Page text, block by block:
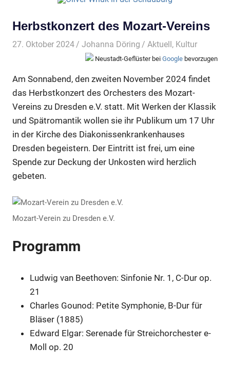
Herbstkonzert des Mozart-Vereins
27. Oktober 2024 Johanna Döring Aktuell, Kultur
Neustadt-Geflüster bei Google bevorzugen
Am Sonnabend, den zweiten November 2024 findet
das Herbstkonzert des Orchesters des Mozart-
Vereins zu Dresden e.V. statt. Mit Werken der Klassik
und Spätromantik wollen sie ihr Publikum um 17 Uhr
in der Kirche des Diakonissenkrankenhauses
Dresden begeistern. Der Eintritt ist frei, um eine
Spende zur Deckung der Unkosten wird herzlich
gebeten.
Mozart-Verein zu Dresden e.V.
Programm
Ludwig van Beethoven: Sinfonie Nr. 1, C-Dur op.
21
Charles Gounod: Petite Symphonie, B-Dur für
Bläser (1885)
Edward Elgar: Serenade für Streichorchester e-
Moll op. 20